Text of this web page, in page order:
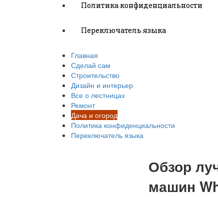
Политика конфиденциальности
Переключатель языка
Главная
Сделай сам
Строительство
Дизайн и интерьер
Все о лестницах
Ремонт
Дача и огород
Политика конфиденциальности
Переключатель языка
Обзор
машин